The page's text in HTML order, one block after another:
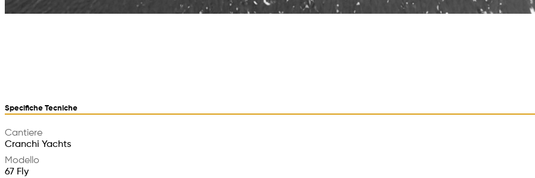
Specifiche Tecniche
Cantiere
Cranchi Yachts
Modello
67 Fly